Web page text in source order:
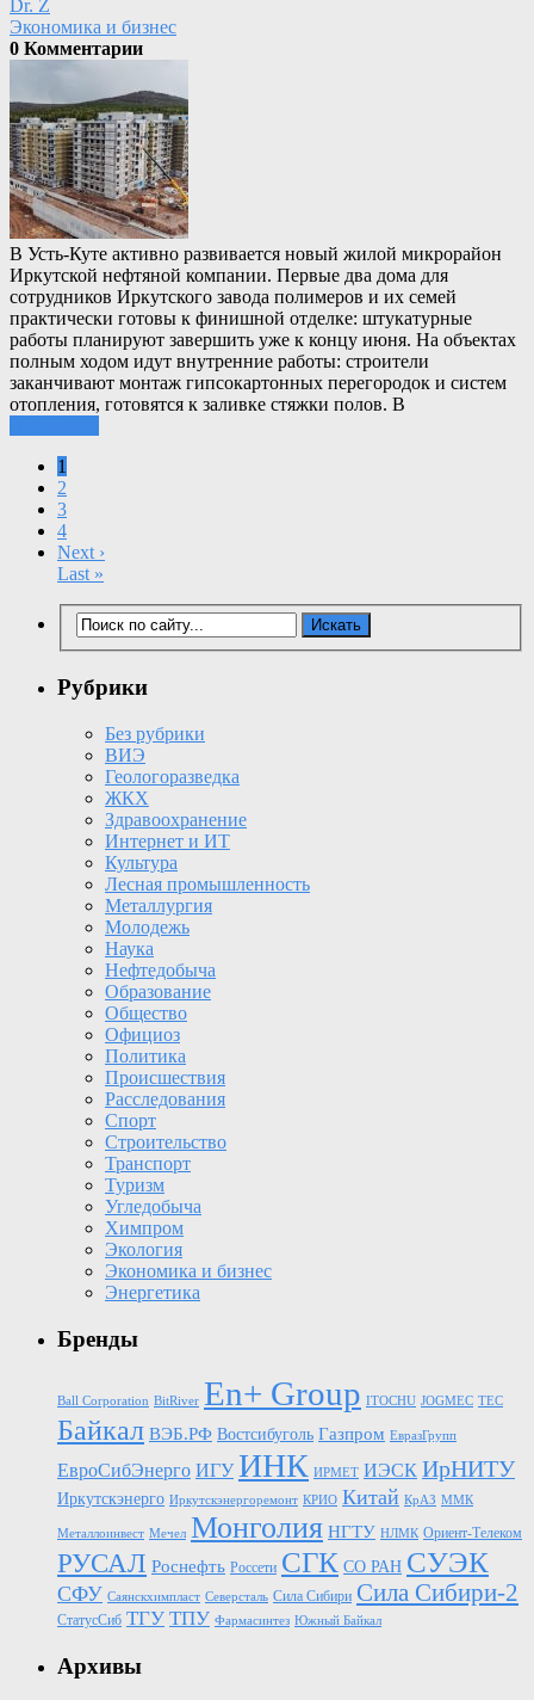
Dr. Z
Экономика и бизнес
0 Комментарии
В Усть-Куте активно развивается новый жилой микрорайон
Иркутской нефтяной компании. Первые два дома для
сотрудников Иркутского завода полимеров и их семей
практически готовы к финишной отделке: штукатурные
работы планируют завершить уже к концу июня. На объектах
полным ходом идут внутренние работы: строители
заканчивают монтаж гипсокартонных перегородок и систем
отопления, готовятся к заливке стяжки полов. В
1
2
3
4
Next ›
Last »
Рубрики
Без рубрики
ВИЭ
Геологоразведка
ЖКХ
Здравоохранение
Интернет и ИТ
Культура
Лесная промышленность
Металлургия
Молодежь
Наука
Нефтедобыча
Образование
Общество
Официоз
Политика
Происшествия
Расследования
Спорт
Строительство
Транспорт
Туризм
Угледобыча
Химпром
Экология
Экономика и бизнес
Энергетика
Бренды
Ball Corporation BitRiver En+ Group ITOCHU JOGMEC TEC
Байкал ВЭБ.РФ Востсибуголь Газпром ЕвразГрупп
ЕвроСибЭнерго ИГУ ИНК ИРМЕТ ИЭСК ИрНИТУ
Иркутскэнерго Иркутскэнергоремонт КРИО Китай КрАЗ ММК
Металлоинвест Мечел Монголия НГТУ НЛМК Ориент-Телеком
РУСАЛ Роснефть Россети СГК СО РАН СУЭК
СФУ Саянскхимпласт Северсталь Сила Сибири Сила Сибири-2
СтатусСиб ТГУ ТПУ Фармасинтез Южный Байкал
Архивы